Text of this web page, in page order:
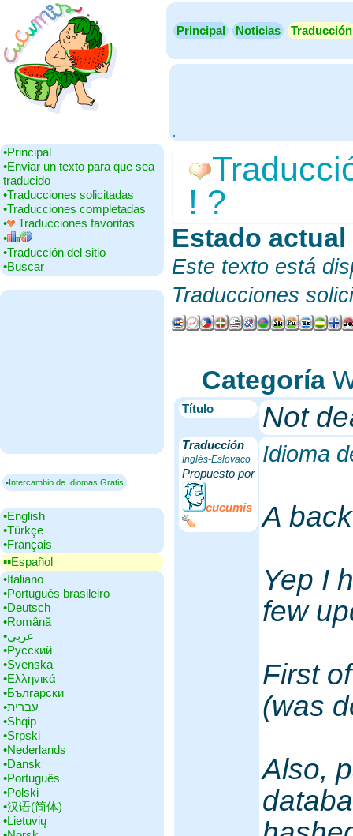
Principal Noticias Traducción
.
•‎Principal
•‎Enviar un texto para que sea
traducido
•‎Traducciones solicitadas
•‎Traducciones completadas
•‎
Traducciones favoritas
•‎
•‎Traducción del sitio
•‎Buscar
▪Intercambio de Idiomas Gratis
•‎English
•‎Türkçe
•‎Français
▪▪‎Español
•‎Italiano
•‎Português brasileiro
•‎Deutsch
•‎Română
•‎عربي
•‎Русский
•‎Svenska
•‎Ελληνικά
•‎Български
•‎עברית
•‎Shqip
•‎Srpski
•‎Nederlands
•‎Dansk
•‎Português
•‎Polski
•‎汉语(简体)
•‎Lietuvių
! ?
Estado actual
Este texto está
Traducciones
Categoría
Título Not
Traducción
Inglés-Eslovaco
Propuesto por
cucumis
Idioma
A
Yep I
few
First
(was
Also,